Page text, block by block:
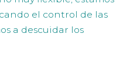
el control de las
a descuidar los